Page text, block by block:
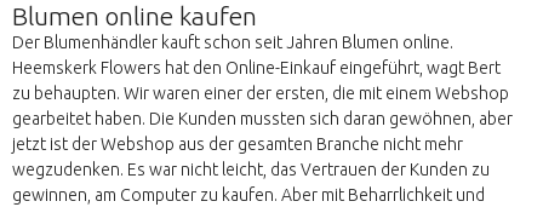
Blumen online kaufen
Der Blumenhändler kauft schon seit Jahren Blumen online.
Heemskerk Flowers hat den Online-Einkauf eingeführt, wagt Bert
zu behaupten. Wir waren einer der ersten, die mit einem Webshop
gearbeitet haben. Die Kunden mussten sich daran gewöhnen, aber
jetzt ist der Webshop aus der gesamten Branche nicht mehr
wegzudenken. Es war nicht leicht, das Vertrauen der Kunden zu
gewinnen, am Computer zu kaufen. Aber mit Beharrlichkeit und